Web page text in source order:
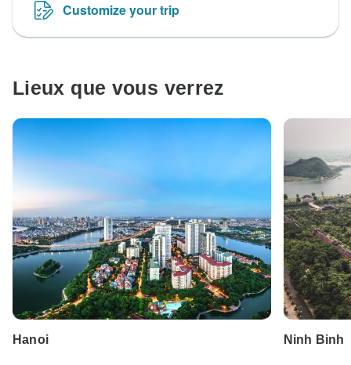
Customize your trip
Lieux que vous verrez
Hanoi Ninh Binh